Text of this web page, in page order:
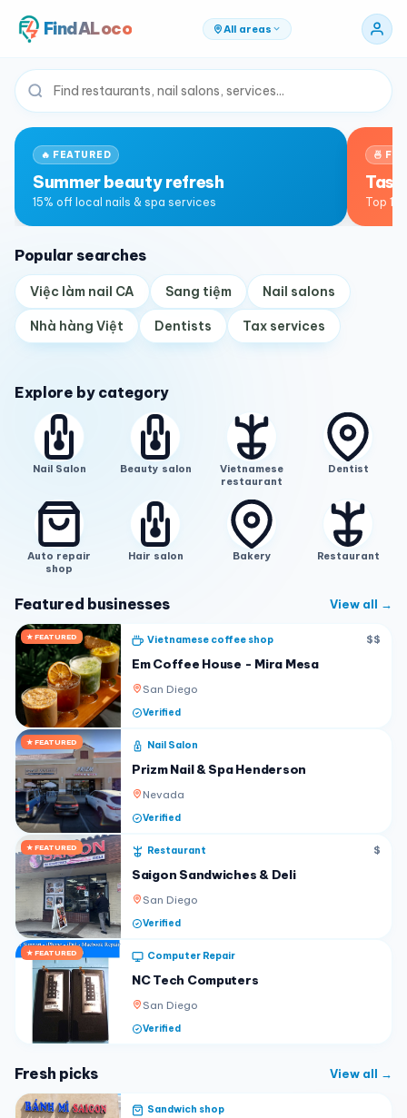
FindALoco All areas
🔥 FEATURED
Summer beauty refresh
15% off local nails & spa services
🍜
Top
Popular searches
Việc làm nail CA Sang tiệm Nail salons
Nhà hàng Việt Dentists Tax services
Explore by category
Nail Salon Beauty salon
Vietnamese
restaurant
Dentist
Auto repair
shop
Hair salon Bakery Restaurant
Featured businesses View all →
★ FEATURED Vietnamese coffee shop $$
Em Coffee House - Mira Mesa
San Diego
Verified
★ FEATURED Nail Salon
Prizm Nail & Spa Henderson
Nevada
Verified
★ FEATURED Restaurant $
Saigon Sandwiches & Deli
San Diego
Verified
★ FEATURED Computer Repair
NC Tech Computers
San Diego
Verified
Fresh picks View all →
Sandwich shop